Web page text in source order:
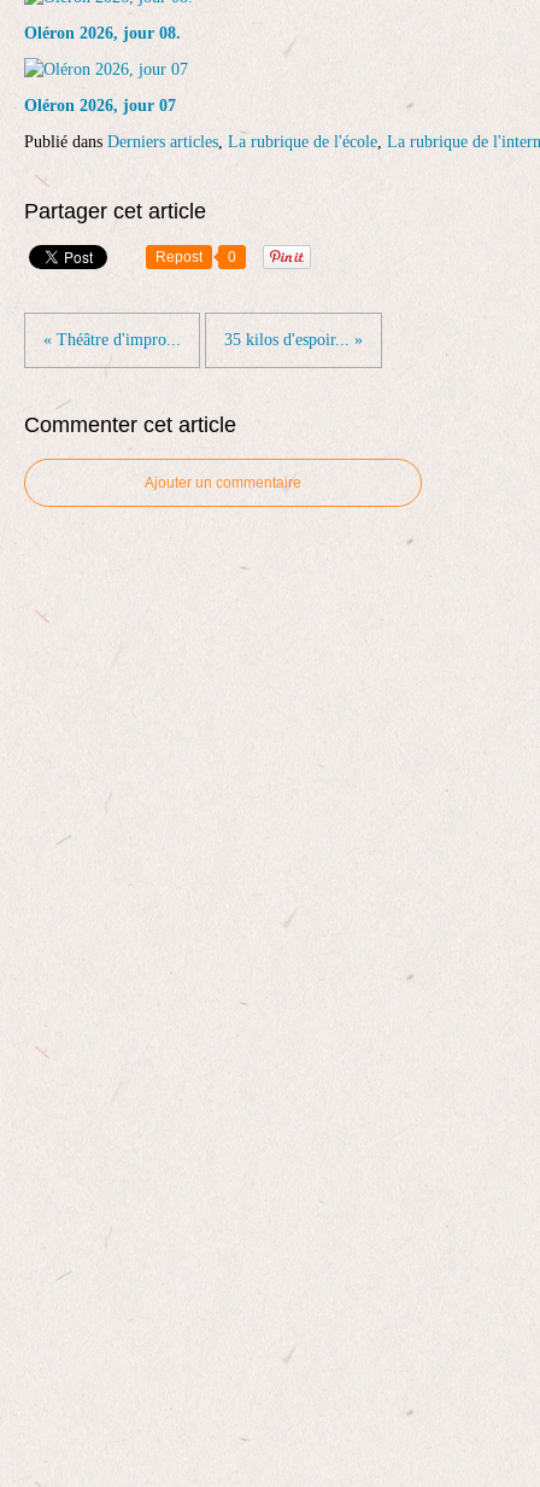
Oléron 2026, jour 08.
Oléron 2026, jour 07
Publié dans Derniers articles, La rubrique de l'école, La rubrique de
Partager cet article
Repost 0
« Théâtre d'impro... 35 kilos d'espoir... »
Commenter cet article
Ajouter un commentaire